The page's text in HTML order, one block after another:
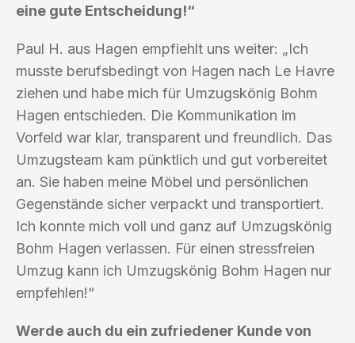
eine gute Entscheidung!“
Paul H. aus Hagen empfiehlt uns weiter: „Ich
musste berufsbedingt von Hagen nach Le Havre
ziehen und habe mich für Umzugskönig Bohm
Hagen entschieden. Die Kommunikation im
Vorfeld war klar, transparent und freundlich. Das
Umzugsteam kam pünktlich und gut vorbereitet
an. Sie haben meine Möbel und persönlichen
Gegenstände sicher verpackt und transportiert.
Ich konnte mich voll und ganz auf Umzugskönig
Bohm Hagen verlassen. Für einen stressfreien
Umzug kann ich Umzugskönig Bohm Hagen nur
empfehlen!“
Werde auch du ein zufriedener Kunde von